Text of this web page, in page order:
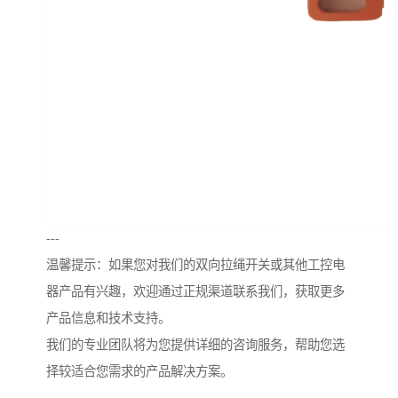
---
温馨提示：如果您对我们的双向拉绳开关或其他工控电
器产品有兴趣，欢迎通过正规渠道联系我们，获取更多
产品信息和技术支持。
我们的专业团队将为您提供详细的咨询服务，帮助您选
择较适合您需求的产品解决方案。